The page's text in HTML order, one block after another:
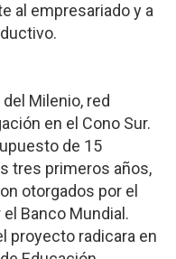
al empresariado y a
Milenio, red
en el Cono Sur.
de 15
tres primeros años,
otorgados por el
Banco Mundial.
proyecto radicara en